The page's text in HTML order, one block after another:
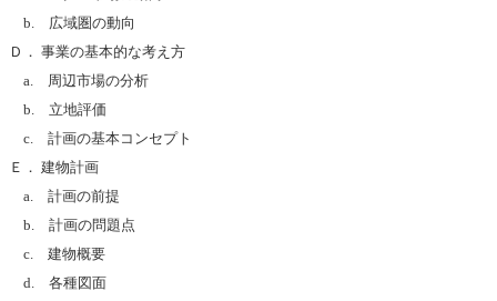
b. 広域圏の動向
Ｄ． 事業の基本的な考え方
a. 周辺市場の分析
b. 立地評価
c. 計画の基本コンセプト
Ｅ． 建物計画
a. 計画の前提
b. 計画の問題点
c. 建物概要
d. 各種図面